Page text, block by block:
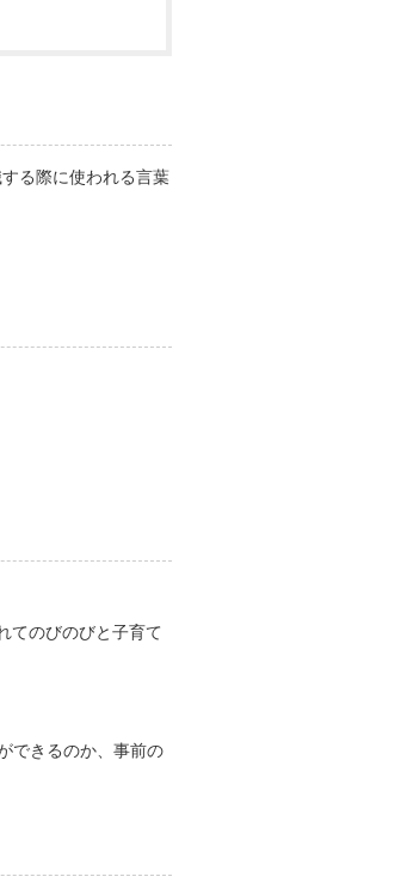
る際に使われる言葉
てのびのびと子育て
できるのか、事前の